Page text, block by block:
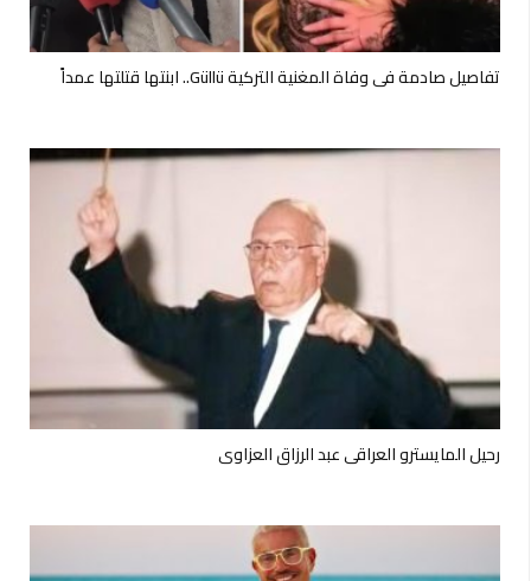
تفاصيل صادمة في وفاة المغنية التركية Güllü.. ابنتها قتلتها عمداً
رحيل المايسترو العراقي عبد الرزاق العزاوي